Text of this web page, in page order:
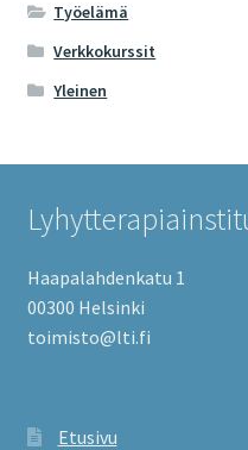
Työelämä
Verkkokurssit
Yleinen
Haapalahdenkatu 1
00300 Helsinki
toimisto@lti.fi
Etusivu